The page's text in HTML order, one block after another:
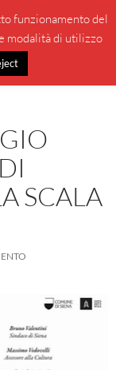
MENU
SCALA
funzionamento del
modalità di utilizzo